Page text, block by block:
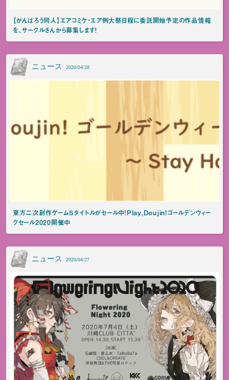
【がんばろう同人】エアコミケ・エア例大祭日程に委託開始予定の作品情報
を、サークルさんから募集します！
ニュース 2020/04/28
東方二次創作ゲーム５タイトルがセール中！Play,Doujin!ゴールデンウィー
クセール2020開催中
ニュース 2020/04/27